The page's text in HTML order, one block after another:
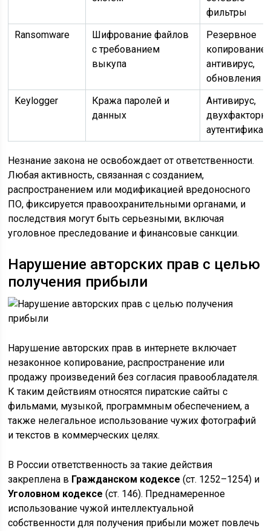
фильтры
Ransomware
Шифрование файлов
с требованием
выкупа
Резервное
копирование,
антивирус,
обновления
Keylogger
Кража паролей и
данных
Антивирус,
Незнание закона не освобождает от ответственности.
Любая активность, связанная с созданием,
распространением или модификацией вредоносного
ПО, фиксируется правоохранительными органами, и
последствия могут быть серьезными, включая
уголовное преследование и финансовые санкции.
Нарушение авторских прав с целью
получения прибыли
Нарушение авторских прав в интернете включает
незаконное копирование, распространение или
продажу произведений без согласия правообладателя.
К таким действиям относятся пиратские сайты с
фильмами, музыкой, программным обеспечением, а
также нелегальное использование чужих фотографий
и текстов в коммерческих целях.
В России ответственность за такие действия
закреплена в Гражданском кодексе (ст. 1252–1254) и
Уголовном кодексе (ст. 146). Преднамеренное
использование чужой интеллектуальной
собственности для получения прибыли может повлечь